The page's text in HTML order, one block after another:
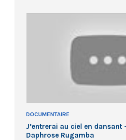
DOCUMENTAIRE
J’entrerai au ciel en dansant
Daphrose Rugamba